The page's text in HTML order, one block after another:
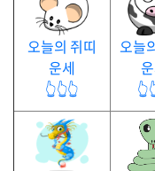
오늘의 쥐띠
운세
👆👆👆
오늘